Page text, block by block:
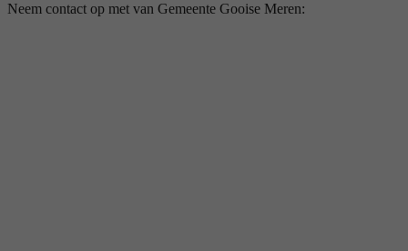
Neem contact op met van Gemeente Gooise Meren: